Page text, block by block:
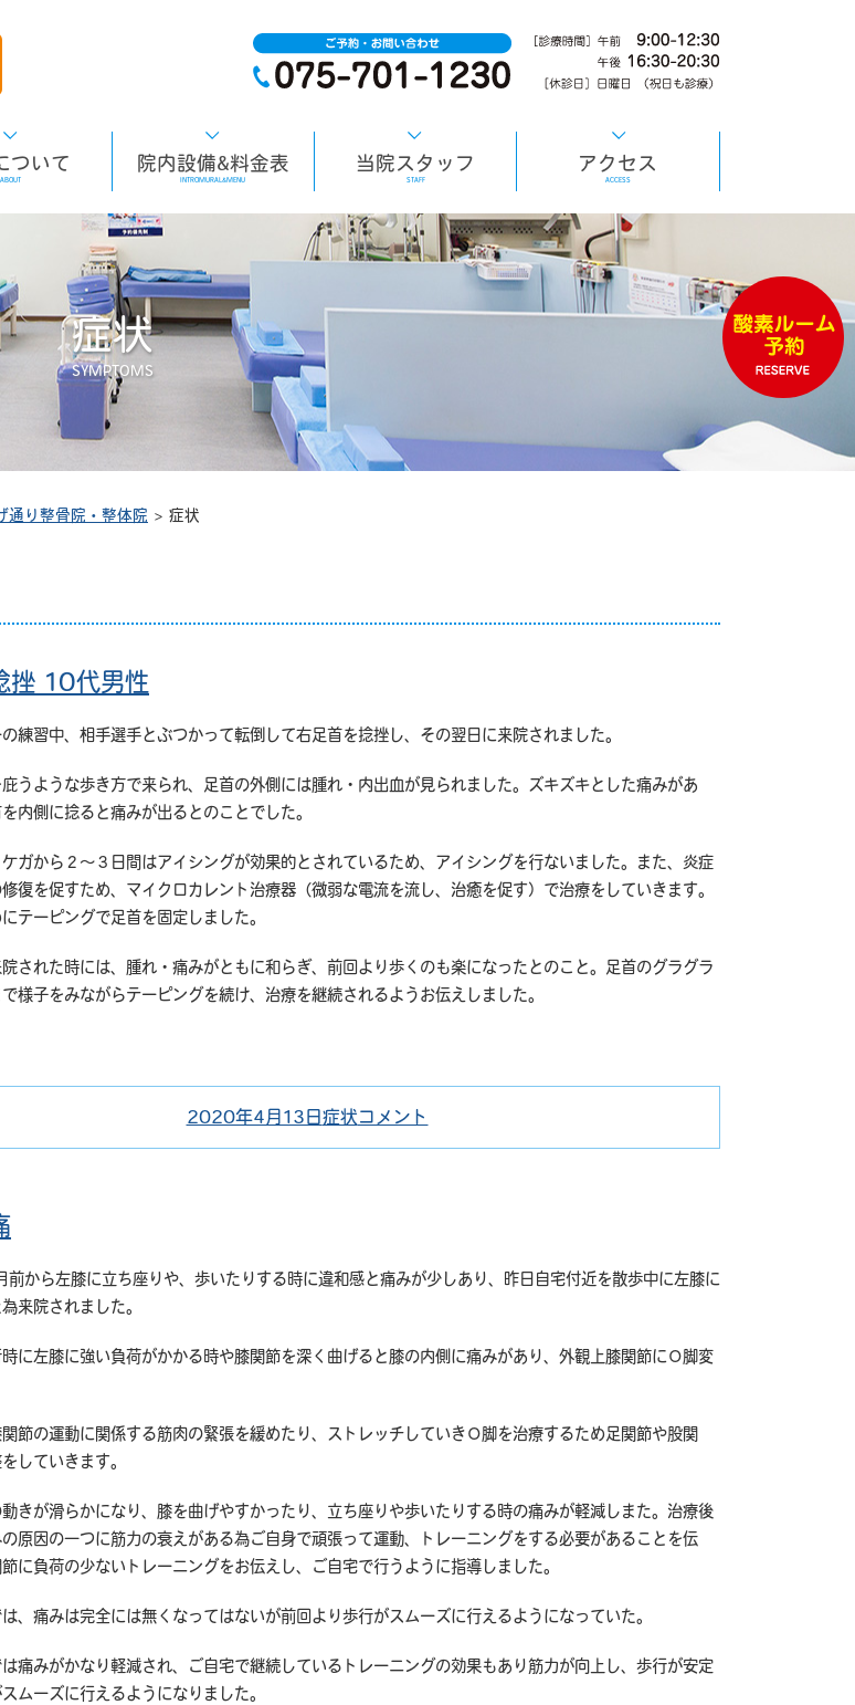
ついて
ABOUT
院内設備&料金表
INTROMURAL&MENU
当院スタッフ
STAFF
アクセス
ACCESS
症状
SYMPTOMS
通り整骨院・整体院 > 症状
挫 10代男性
練習中、相手選手とぶつかって転倒して右足首を捻挫し、その翌日に来院されました。
うような歩き方で来られ、足首の外側には腫れ・内出血が見られました。ズキズキとした痛みがあ
内側に捻ると痛みが出るとのことでした。
ガから２～３日間はアイシングが効果的とされているため、アイシングを行ないました。また、炎症
復を促すため、マイクロカレント治療器（微弱な電流を流し、治癒を促す）で治療をしていきます。
テーピングで足首を固定しました。
院された時には、腫れ・痛みがともに和らぎ、前回より歩くのも楽になったとのこと。足首のグラグラ
様子をみながらテーピングを続け、治療を継続されるようお伝えしました。
投
稿
2020年4月13日
カ
テ
症状
足
関
代
に
コメント
前から左膝に立ち座りや、歩いたりする時に違和感と痛みが少しあり、昨日自宅付近を散歩中に左膝に
来院されました。
に左膝に強い負荷がかかる時や膝関節を深く曲げると膝の内側に痛みがあり、外観上膝関節にО脚変
節の運動に関係する筋肉の緊張を緩めたり、ストレッチしていきО脚を治療するため足関節や股関
していきます。
きが滑らかになり、膝を曲げやすかったり、立ち座りや歩いたりする時の痛みが軽減しまた。治療後
原因の一つに筋力の衰えがある為ご自身で頑張って運動、トレーニングをする必要があることを伝
に負荷の少ないトレーニングをお伝えし、ご自宅で行うように指導しました。
、痛みは完全には無くなってはないが前回より歩行がスムーズに行えるようになっていた。
痛みがかなり軽減され、ご自宅で継続しているトレーニングの効果もあり筋力が向上し、歩行が安定
ムーズに行えるようになりました。